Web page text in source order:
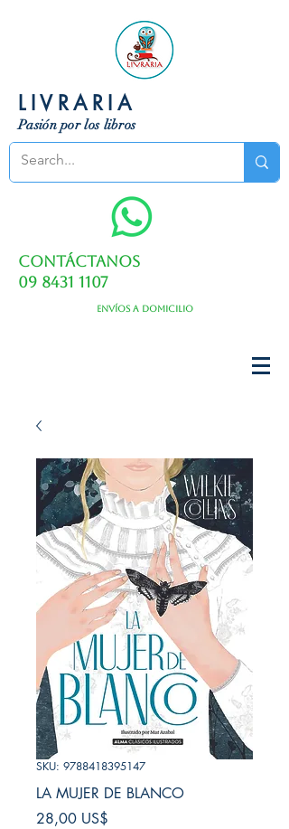
LIVRARIA
Pasión por los libros
Contáctanos
09 8431 1107
Envíos a domicilio
SKU: 9788418395147
LA MUJER DE BLANCO
28,00 US$